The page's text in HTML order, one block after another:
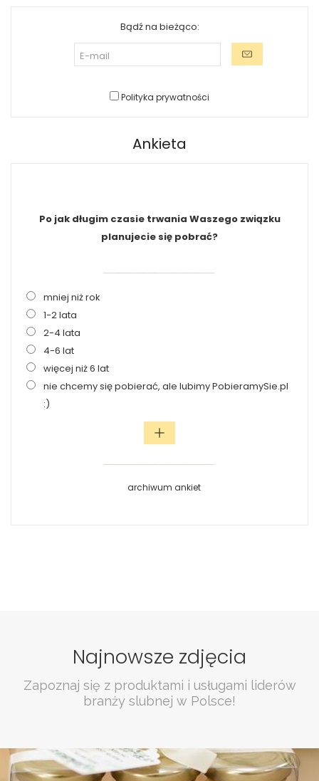
Bądź na bieżąco:
Polityka prywatności
Ankieta
Po jak długim czasie trwania Waszego związku
planujecie się pobrać?
mniej niż rok
1-2 lata
2-4 lata
4-6 lat
więcej niż 6 lat
nie chcemy się pobierać, ale lubimy PobieramySie.pl
:)
archiwum ankiet
Najnowsze zdjęcia
Zapoznaj się z produktami i usługami liderów
branży slubnej w Polsce!